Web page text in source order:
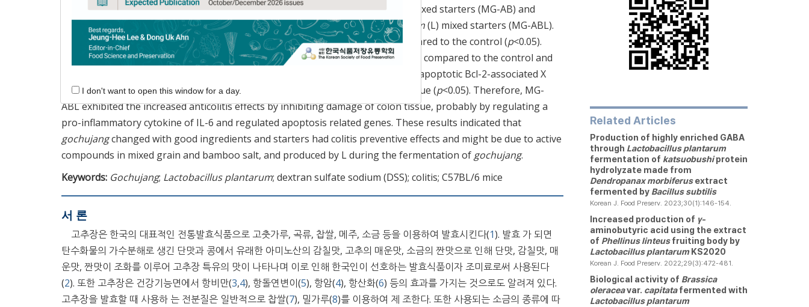
grains (MG), bamboo salt, andAspergillus oryzae(A) andBaccillus subtilis
(B) mixed starters (MG-AB) and
gochujangprepared with MG, bamboo salt and A, B andLactobacillus plantarum(L) mixed starters (MG-ABL).
MG-AB and MG-ABL significantly increased body weight and colon length compared to the control (p<0.05).
MG-ABL showed significantly decreased interleukin-6 (IL-6) expression in serum compared to the control and
<0.05). MG-ABL also regulated mRNA and protein levels of pro-apoptotic Bcl-2-associated X
protein (Bax) and anti-apoptotic B-cell lymphoma-2 (Bcl-2) in the mice colon tissue (p<0.05). Therefore, MG-
ABL exhibited the increased anticolitis effects by inhibiting damage of colon tissue, probably by regulating a
pro-inflammatory cytokine of IL-6 and regulated apoptosis related genes. These results indicated that
gochujangchanged with good ingredients and starters had colitis preventive effects and might be due to active
compounds in mixed grain and bamboo salt, and produced by L during the fermentation of gochujang.
Keywords: Gochujang; Lactobacillus plantarum; dextran sulfate sodium (DSS); colitis; C57BL/6 mice
서 론
고추장은 한국의 대표적인 전통발효식품으로 고춧가루, 곡류, 찹쌀, 메주, 소금 등을 이용하여 발효시킨다(1). 발효 가 되면
탄수화물의 가수분해로 생긴 단맛과 콩에서 유래한 아미노산의 감칠맛, 고추의 매운맛, 소금의 짠맛으로 인해 단맛, 감칠맛, 매
운맛, 짠맛이 조화를 이루어 고추장 특유의 맛이 나타나며 이로 인해 한국인이 선호하는 발효식품이자 조미료로써 사용된다
(2). 또한 고추장은 건강기능면에서 항비만(3,4), 항돌연변이(5), 항암(4), 항산화(6) 등의 효과를 가지는 것으로도 알려져 있다.
고추장을 발효할 때 사용하 는 전분질은 일반적으로 찹쌀(7), 밀가루(8)를 이용하여 제 조한다. 또한 사용되는 소금의 종류에 따
Related Articles
Production of highly enriched GABA
through Lactobacillus plantarum
fermentation of katsuobushiprotein
hydrolyzate made from
Dendropanax morbiferusextract
fermented by Bacillus subtilis
Korean J. Food Preserv. 2023;30(1):146-154.
Increased production of γ-
aminobutyric acid using the extract
of Phellinus linteusfruiting body by
Lactobacillus plantarumKS2020
Korean J. Food Preserv. 2022;29(3):472-481.
Biological activity of Brassica
oleraceavar. capitatafermented with
Lactobacillus plantarum
I don't want to open this window for a day.